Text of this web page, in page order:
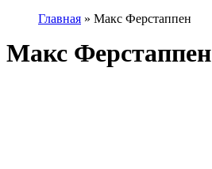
Главная » Макс Ферстаппен
Макс Ферстаппен